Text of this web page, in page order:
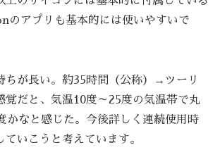
のアプリも基本的には使いやすいで
ちが長い。約35時間（公称）→ツーリ
覚だと、気温10度～25度の気温帯で丸
かなと感じた。今後詳しく連続使用時
ていこうと考えています。